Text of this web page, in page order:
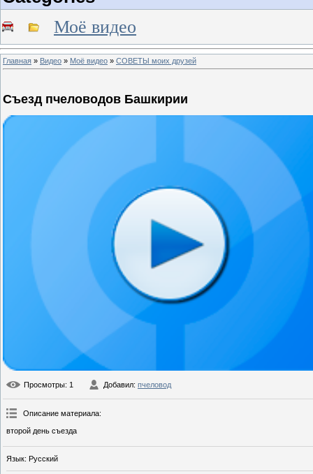
Моё видео
Главная » Видео » Моё видео » СОВЕТЫ моих друзей
Съезд пчеловодов Башкирии
Просмотры: 1 Добавил: пчеловод
Описание материала:
второй день съезда
Язык: Русский